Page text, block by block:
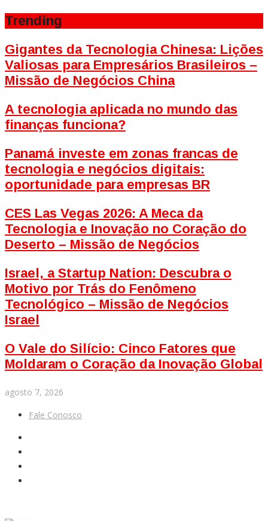
Trending
Gigantes da Tecnologia Chinesa: Lições
Valiosas para Empresários Brasileiros –
Missão de Negócios China
A tecnologia aplicada no mundo das
finanças funciona?
Panamá investe em zonas francas de
tecnologia e negócios digitais:
oportunidade para empresas BR
CES Las Vegas 2026: A Meca da
Tecnologia e Inovação no Coração do
Deserto – Missão de Negócios
Israel, a Startup Nation: Descubra o
Motivo por Trás do Fenômeno
Tecnológico – Missão de Negócios
Israel
O Vale do Silício: Cinco Fatores que
Moldaram o Coração da Inovação Global
agosto 7, 2026
Fale Conosco